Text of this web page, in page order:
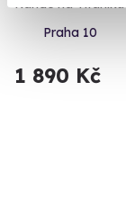
Praha 10
1 890 Kč